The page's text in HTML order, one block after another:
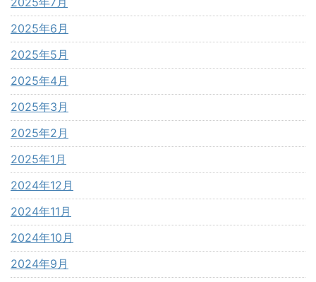
2025年6月
2025年5月
2025年4月
2025年3月
2025年2月
2025年1月
2024年12月
2024年11月
2024年10月
2024年9月